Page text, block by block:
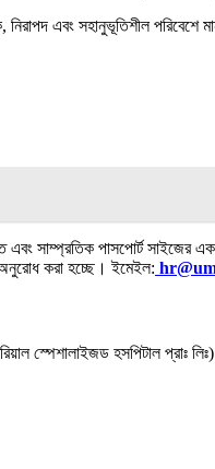
এবং সহানুভূতিশীল
এবং সাম্প্রতিক পাসপোর্ট সাইজের
অনুরোধ করা হচ্ছে। ইমেইল:
স্পেশালাইজড হসপিটাল প্রাঃ